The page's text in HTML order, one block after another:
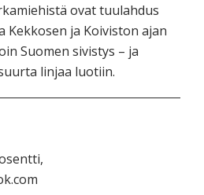
ovat tuulahdus
Kekkosen ja Koiviston ajan
Suomen sivistys – ja
linjaa luotiin.